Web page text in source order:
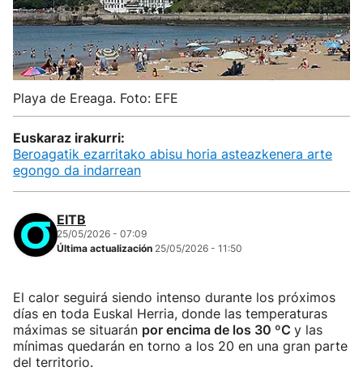
Playa de Ereaga. Foto: EFE
Euskaraz irakurri:
Beroagatik ezarritako abisu horia asteazkenera arte
egongo da indarrean
EITB
25/05/2026 - 07:09
Última actualización 25/05/2026 - 11:50
El calor seguirá siendo intenso durante los próximos
días en toda Euskal Herria, donde las temperaturas
máximas se situarán por encima de los 30 ºC y las
mínimas quedarán en torno a los 20 en una gran parte
del territorio.